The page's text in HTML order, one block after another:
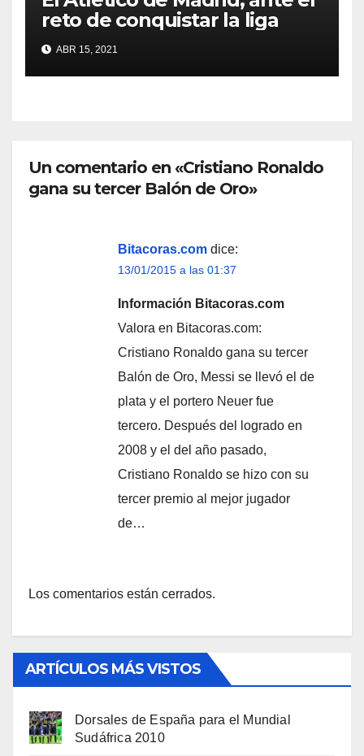
reto de conquistar la liga
ABR 15, 2021
Un comentario en «Cristiano Ronaldo
gana su tercer Balón de Oro»
Bitacoras.com dice:
13/01/2015 a las 01:37
Información Bitacoras.com
Valora en Bitacoras.com:
Cristiano Ronaldo gana su tercer
Balón de Oro, Messi se llevó el de
plata y el portero Neuer fue
tercero. Después del logrado en
2008 y el del año pasado,
Cristiano Ronaldo se hizo con su
tercer premio al mejor jugador
de…
Los comentarios están cerrados.
ARTÍCULOS MÁS VISTOS
Dorsales de España para el Mundial
Sudáfrica 2010